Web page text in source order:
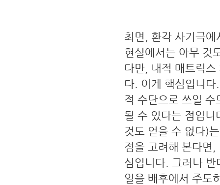
최면, 환각 사기극
현실에서는 아무 것
다만, 내적 매트릭
다. 이게 핵심입니
적 수단으로 쓰일
될 수 있다는 점입
것도 얻을 수 없다)
점을 고려해 본다면
심입니다. 그러나
일을 배후에서 주도